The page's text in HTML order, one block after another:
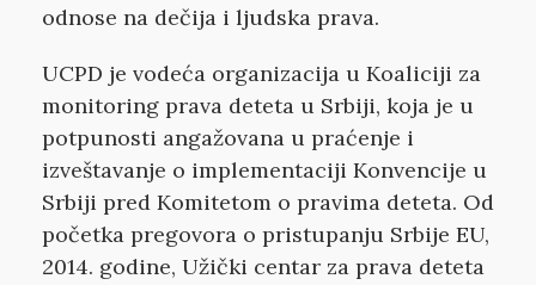
odnose na dečija i ljudska prava.
UCPD je vodeća organizacija u Koaliciji za
monitoring prava deteta u Srbiji, koja je u
potpunosti angažovana u praćenje i
izveštavanje o implementaciji Konvencije u
Srbiji pred Komitetom o pravima deteta. Od
početka pregovora o pristupanju Srbije EU,
2014. godine, Užički centar za prava deteta